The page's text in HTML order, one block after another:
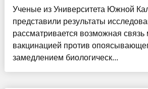
Ученые из Университета Южной
представили результаты
рассматривается возможная
вакцинацией против
замедлением биологическ...